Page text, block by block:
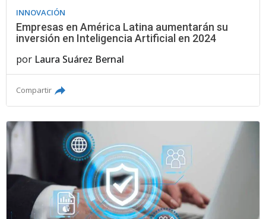
INNOVACIÓN
Empresas en América Latina aumentarán su
inversión en Inteligencia Artificial en 2024
por Laura Suárez Bernal
Compartir